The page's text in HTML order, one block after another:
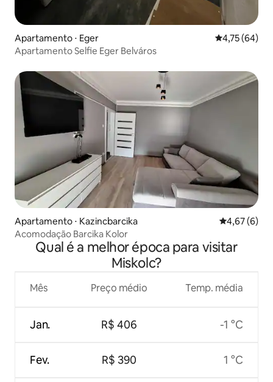
Apartamento ⋅ Eger 4,75 de uma
4,75 (64)
Apartamento Selfie Eger Belváros
Apartamento ⋅ Kazincbarcika 4,67 de uma
4,67 (6)
Acomodação Barcika Kolor
Qual é a melhor época para visitar
Miskolc?
Mês
Jan.
Fev.
Preço médio
R$ 406
R$ 390
Temp. média
-1 °C
1 °C